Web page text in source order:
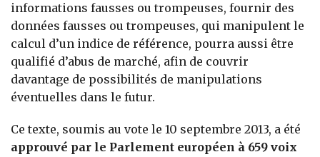
informations fausses ou trompeuses, fournir des
données fausses ou trompeuses, qui manipulent le
calcul d’un indice de référence, pourra aussi être
qualifié d’abus de marché, afin de couvrir
davantage de possibilités de manipulations
éventuelles dans le futur.
Ce texte, soumis au vote le 10 septembre 2013, a été
approuvé par le Parlement européen à 659 voix